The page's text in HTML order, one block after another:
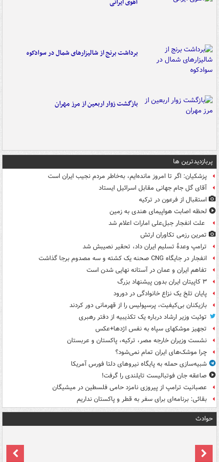
برداشت برنج از شالیزارهای شمال در سوادکوه
بازگشت زوار اربعین از مرز مهران
پربازدیدترین ها
پزشکیان: اگر تا امروز مانده‌ایم، به‌خاطر مردم نجیب ایران است
آقای گل جام جهانی مقابل اسرائیل ایستاد
استقبال از فرعون در ترکیه
لحظه اصابت هواپیمای هندی به زمین
علت انفجار جبل‌علی امارات اعلام شد
تمرین رزمی تکاوران ارتش
ترامپ وعدۀ تسلیم ایران داد، تحقیر نصیبش شد
انفجار در جایگاه CNG صحنه یک کشته و سه مصدوم برجا گذاشت
تفاهم ایران و عمان در آستانه نهایی شدن است
۳ کاپیتان ایران بدون پیشنهاد بزرگ
پایان تلخ یک نزاع خانوادگی در دورود
بازیکنان بی‌کیفیت، پرسپولیس را از قهرمانی دور کردند
توئیت وزیر ارشاد درباره یک تکذیبیه از دفتر رهبری
تجهیز موشکهای سپاه به نفس اژدها+عکس
نشست وزیران خارجه مصر، ترکیه، پاکستان و عربستان
چرا موشک‌های ایران تمام نمی‌شود؟
شبیه‌سازی حمله به پایگاه نیروهای دلتا فورس آمریکا
صاعقه جان فوتبالیست تایلندی را گرفت!
عصبانیت ترامپ از پیروزی نامزد حامی فلسطین در میشیگان
بقائی: برنامه‌ای برای سفر به قطر و پاکستان نداریم
حوادث